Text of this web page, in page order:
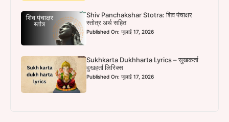
Shiv Panchakshar Stotra: शिव पंचाक्षर
स्तोत्र अर्थ सहित
Published On: जुलाई 17, 2026
Sukhkarta Dukhharta Lyrics – सुखकर्ता
दुखहर्ता लिरिक्स
Published On: जुलाई 17, 2026